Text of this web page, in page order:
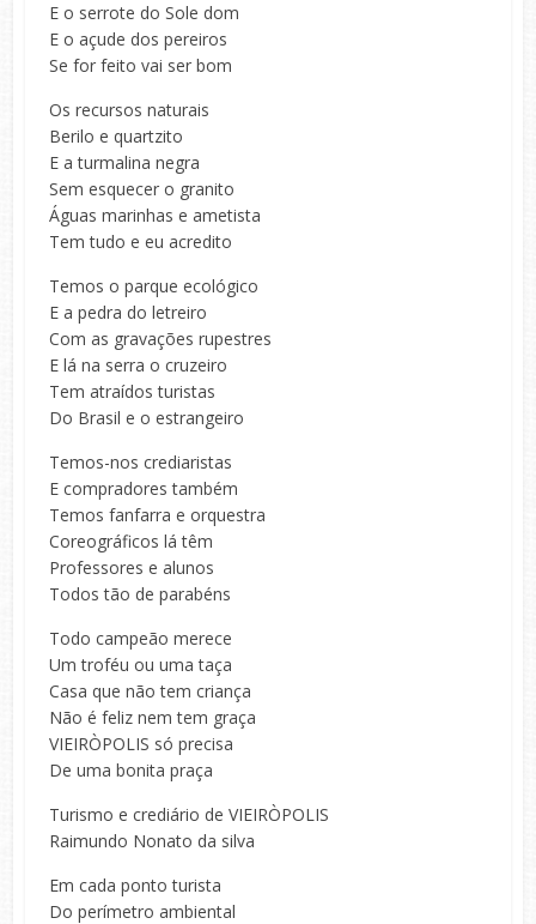
E o serrote do Sole dom
E o açude dos pereiros
Se for feito vai ser bom
Os recursos naturais
Berilo e quartzito
E a turmalina negra
Sem esquecer o granito
Águas marinhas e ametista
Tem tudo e eu acredito
Temos o parque ecológico
E a pedra do letreiro
Com as gravações rupestres
E lá na serra o cruzeiro
Tem atraídos turistas
Do Brasil e o estrangeiro
Temos-nos crediaristas
E compradores também
Temos fanfarra e orquestra
Coreográficos lá têm
Professores e alunos
Todos tão de parabéns
Todo campeão merece
Um troféu ou uma taça
Casa que não tem criança
Não é feliz nem tem graça
VIEIRÒPOLIS só precisa
De uma bonita praça
Turismo e crediário de VIEIRÒPOLIS
Raimundo Nonato da silva
Em cada ponto turista
Do perímetro ambiental